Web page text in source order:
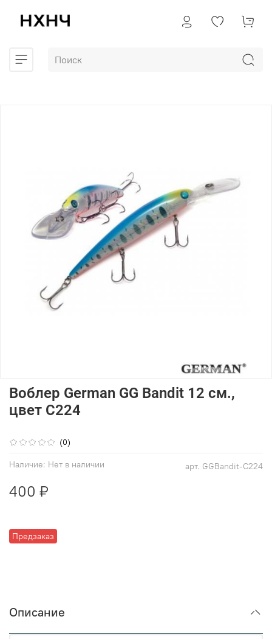
(0)
арт. GGBandit-C224
Наличие: Нет в наличии
Предзаказ
Воблер German GG Bandit 12 см.,
цвет C224
400 ₽
Описание